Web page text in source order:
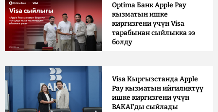
Optima Банк Apple Pay
кызматын ишке
киргизгени үчүн Visa
тарабынан сыйлыкка ээ
болду
Visa Кыргызстанда Apple
Pay кызматын ийгиликтүү
ишке киргизгени үчүн
BAKAI'ды сыйлады